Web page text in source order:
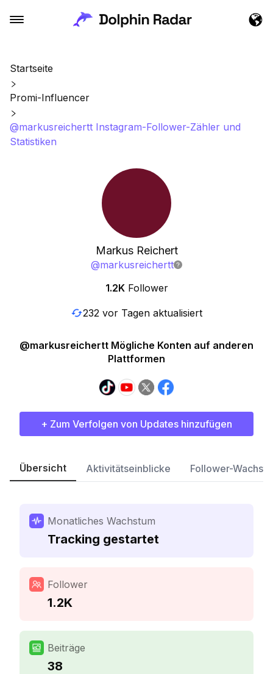
Startseite
Promi-Influencer
@markusreichertt Instagram-Follower-Zähler und
Statistiken
Markus Reichert
@markusreichertt
1.2K Follower
232 vor Tagen aktualisiert
@markusreichertt Mögliche Konten auf anderen
Plattformen
+ Zum Verfolgen von Updates hinzufügen
Übersicht Aktivitätseinblicke Follower-
Monatliches Wachstum
Tracking gestartet
Follower
1.2K
Beiträge
38